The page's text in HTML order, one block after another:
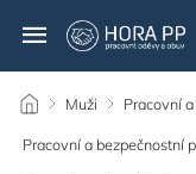
/ Muži / Pracovní
Pracovní a bezpečnostní